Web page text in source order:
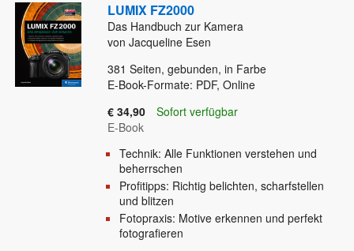
LUMIX FZ2000
Das Handbuch zur Kamera
von Jacqueline Esen
381 Seiten, gebunden, in Farbe
E-Book-Formate: PDF, Online
€ 34,90
Sofort verfügbar
E-Book
Technik: Alle Funktionen verstehen und
beherrschen
Profitipps: Richtig belichten, scharfstellen
und blitzen
Fotopraxis: Motive erkennen und perfekt
fotografieren